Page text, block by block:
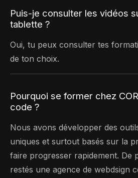
Puis-je consulter les vidéos
tablette ?
Oui, tu peux consulter tes
de ton choix.
Pourquoi se former chez
code ?
Nous avons développer des
uniques et surtout basés sur la
faire progresser rapidement. De
restés une agence de webdsign